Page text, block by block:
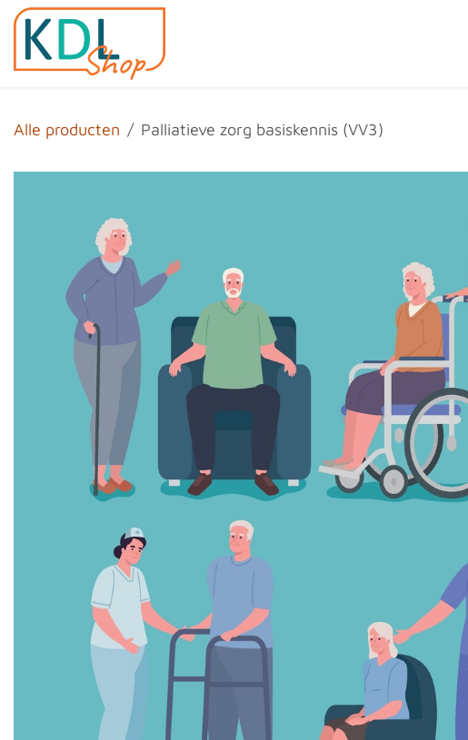
Overslaan naar inhoud
Alle producten Palliatieve zorg basiskennis (VV3)